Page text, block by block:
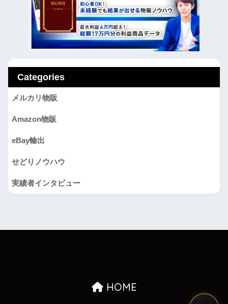
Categories
メルカリ物販
Amazon物販
eBay輸出
せどりノウハウ
実績者インタビュー
HOME